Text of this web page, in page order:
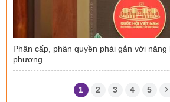
Phân cấp, phân quyền phải gắn với
phương
1 2 3 4 5